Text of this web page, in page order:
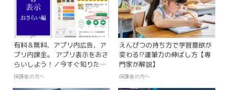
有料＆無料、アプリ内広告、ア
プリ内課金。 アプリ表示をおさ
らいしよう！／今すぐ知りた
い！ 親子のための、学ぶアプリ
保護者の方へ
えんぴつの持ち方で学習意欲が
変わる!?運筆力の伸ばし方【専
門家が解説】
保護者の方へ